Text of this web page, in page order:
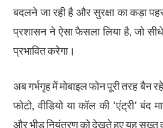
बदलने जा रही है और सुरक्षा का कड़ा
प्रशासन ने ऐसा फैसला लिया है, जो
प्रभावित करेगा।
अब गर्भगृह में मोबाइल फोन पूरी तरह बैन
फोटो, वीडियो या कॉल की ‘एंट्री’ बंद
और भीड़ नियंत्रण को देखते हुए यह सख्त